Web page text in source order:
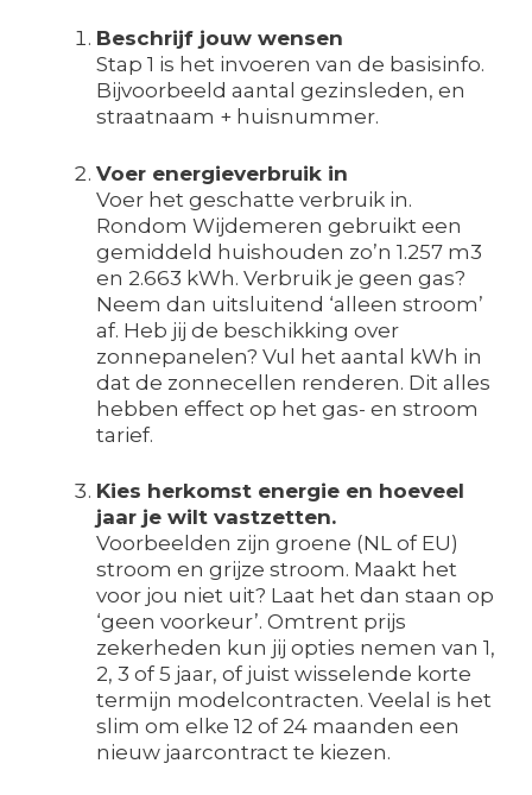
Beschrijf jouw wensen
Stap 1 is het invoeren van de basisinfo.
Bijvoorbeeld aantal gezinsleden, en
straatnaam + huisnummer.
Voer energieverbruik in
Voer het geschatte verbruik in.
Rondom Wijdemeren gebruikt een
gemiddeld huishouden zo’n 1.257 m3
en 2.663 kWh. Verbruik je geen gas?
Neem dan uitsluitend ‘alleen stroom’
af. Heb jij de beschikking over
zonnepanelen? Vul het aantal kWh in
dat de zonnecellen renderen. Dit alles
hebben effect op het gas- en stroom
tarief.
Kies herkomst energie en hoeveel
jaar je wilt vastzetten.
Voorbeelden zijn groene (NL of EU)
stroom en grijze stroom. Maakt het
voor jou niet uit? Laat het dan staan op
‘geen voorkeur’. Omtrent prijs
zekerheden kun jij opties nemen van 1,
2, 3 of 5 jaar, of juist wisselende korte
termijn modelcontracten. Veelal is het
slim om elke 12 of 24 maanden een
nieuw jaarcontract te kiezen.